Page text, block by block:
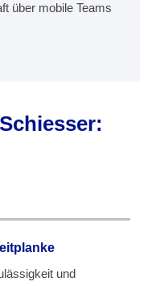
über mobile Teams
und